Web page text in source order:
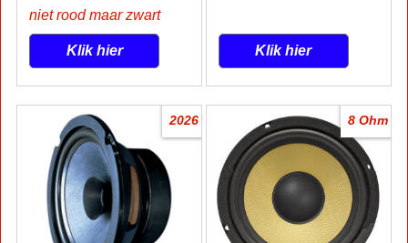
niet rood maar zwart
Klik hier Klik hier
2026 8 Ohm